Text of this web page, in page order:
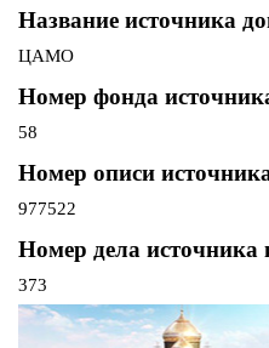
Название источника
ЦАМО
Номер фонда
58
Номер описи
977522
Номер дела
373